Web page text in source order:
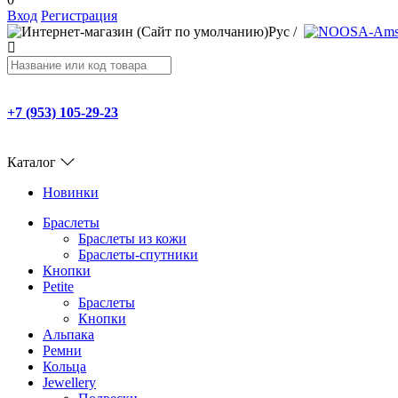
Вход Регистрация
Рус /
+7 (953) 105-29-23
Каталог
Новинки
Браслеты
Браслеты из кожи
Браслеты-спутники
Кнопки
Petite
Браслеты
Кнопки
Альпака
Ремни
Кольца
Jewellery